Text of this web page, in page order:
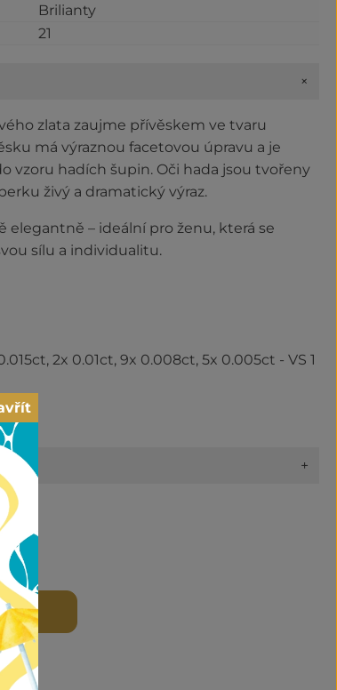
Brilianty
21
+
zlata zaujme přívěskem ve tvaru
má výraznou facetovou úpravu a je
vzoru hadích šupin. Oči hada jsou tvořeny
živý a dramatický výraz.
elegantně – ideální pro ženu, která se
sílu a individualitu.
2x 0.01ct, 9x 0.008ct, 5x 0.005ct - VS 1
+